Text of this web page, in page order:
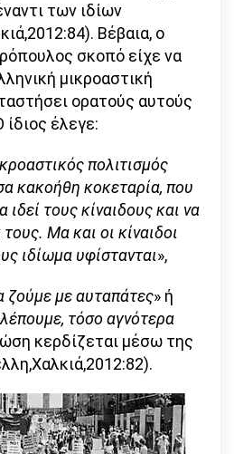
των ιδίων
Βέβαια, ο
σκοπό είχε να
μικροαστική
ορατούς αυτούς
έλεγε:
πολιτισμός
κακοήθη κοκεταρία, που
ιδεί τους κίναιδους και να
Μα και οι κίναιδοι
ιδίωμα υφίστανται»,
με αυταπάτες» ή
τόσο αγνότερα
κερδίζεται μέσω της